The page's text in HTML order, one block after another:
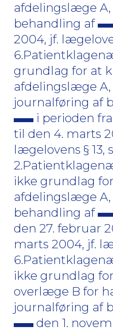
afdelingslæge A,
behandling af
2004, jf.
grundlag for at
afdelingslæge A,
journalføring af
i perioden
til den 4. marts
lægelovens § 13,
ikke grundlag
afdelingslæge A,
behandling af
den 27. februar
marts 2004, jf.
ikke grundlag
overlæge B for
journalføring af
den 1.